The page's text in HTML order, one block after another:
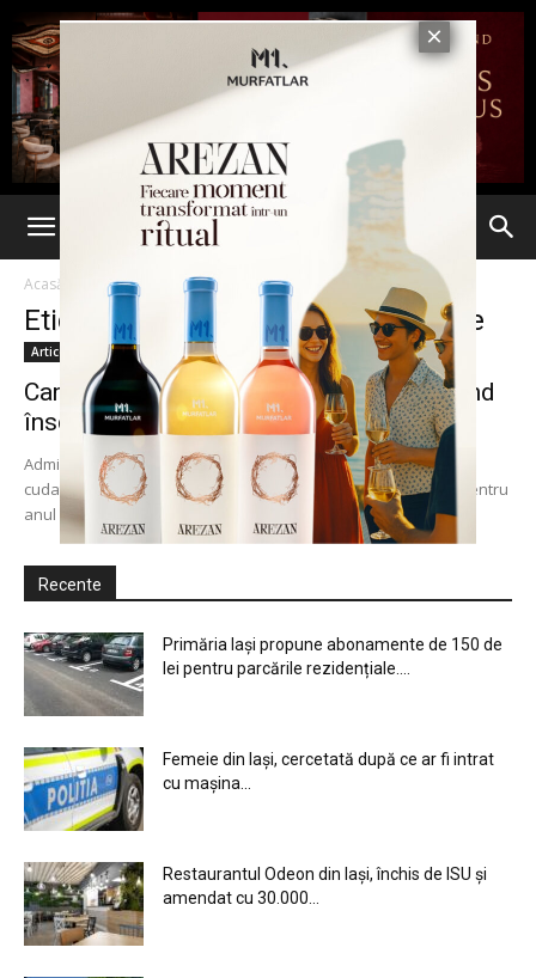
Acasă Etichete Administratie penitenciare
Etichetă: administratie penitenciare
Articole
Campanie de informare şi recrutare privind
înscrierea la instituţiile de învăţământ...
Administraţia Naţională a Penitenciarelor a demarat, începând
cudata de 4 aprilie 2016 campania de informare şi recrutare pentru
anul şcolar şi universitar 2016-2017. Această...
Recente
Primăria Iași propune abonamente de 150 de
lei pentru parcările rezidențiale....
Femeie din Iași, cercetată după ce ar fi intrat
cu mașina...
Restaurantul Odeon din Iași, închis de ISU și
amendat cu 30.000...